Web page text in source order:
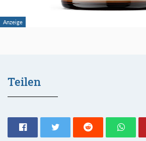
Teilen